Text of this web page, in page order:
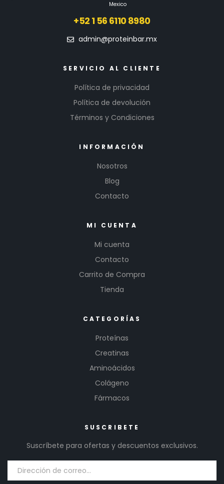
Mexico
+52 1 56 6110 8980
admin@proteinbar.mx
SERVICIO AL CLIENTE
Política de privacidad
Política de devolución
Términos y Condiciones
INFORMACIÓN
Nosotros
Blog
Contacto
MI CUENTA
Mi cuenta
Contacto
Carrito de Compra
Tienda
CATEGORÍAS
Proteínas
Creatinas
Aminoácidos
Colágeno
Fármacos
SUSCRIBETE
Suscríbete para ofertas y descuentos exclusivos.